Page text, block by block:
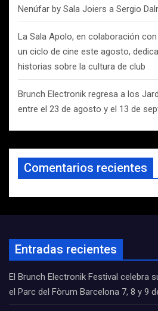
Nenúfar by Sala Joiers a Sergio
La Sala Apolo, en colaboración
un ciclo de cine este agosto,
historias sobre la cultura de club
Brunch Electronik regresa a los
entre el 23 de agosto y el 13 de
Comentarios recientes
Entradas recientes
El Brunch Electronik Festival celebra
el Parc del Fòrum Barcelona 7, 8 y 9